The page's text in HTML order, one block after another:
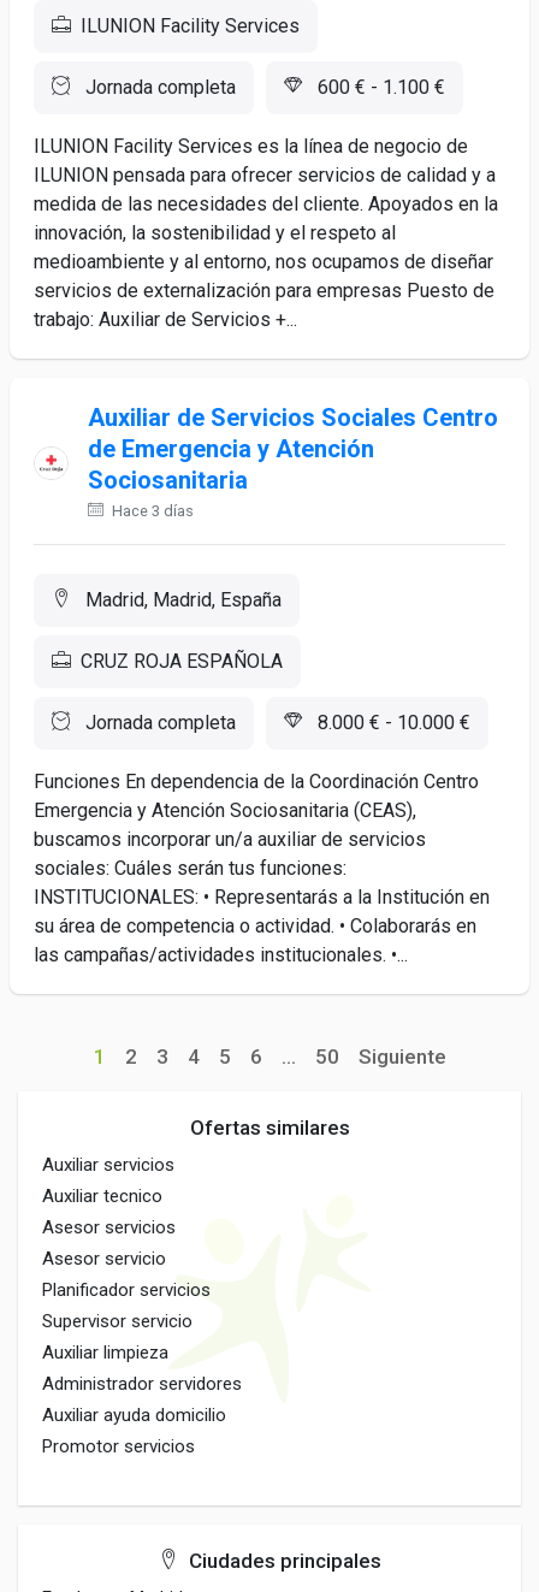
ILUNION Facility Services
Jornada completa 600 € - 1.100 €
ILUNION Facility Services es la línea de negocio de
ILUNION pensada para ofrecer servicios de calidad y a
medida de las necesidades del cliente. Apoyados en la
innovación, la sostenibilidad y el respeto al
medioambiente y al entorno, nos ocupamos de diseñar
servicios de externalización para empresas Puesto de
trabajo: Auxiliar de Servicios +...
Auxiliar de Servicios Sociales Centro
de Emergencia y Atención
Sociosanitaria
Hace 3 días
Madrid, Madrid, España
CRUZ ROJA ESPAÑOLA
Jornada completa 8.000 € - 10.000 €
Funciones En dependencia de la Coordinación Centro
Emergencia y Atención Sociosanitaria (CEAS),
buscamos incorporar un/a auxiliar de servicios
sociales: Cuáles serán tus funciones:
INSTITUCIONALES: • Representarás a la Institución en
su área de competencia o actividad. • Colaborarás en
las campañas/actividades institucionales. •...
1 2 3 4 5 6 ... 50 Siguiente
Ofertas similares
Auxiliar servicios
Auxiliar tecnico
Asesor servicios
Asesor servicio
Planificador servicios
Supervisor servicio
Auxiliar limpieza
Administrador servidores
Auxiliar ayuda domicilio
Promotor servicios
Ciudades principales